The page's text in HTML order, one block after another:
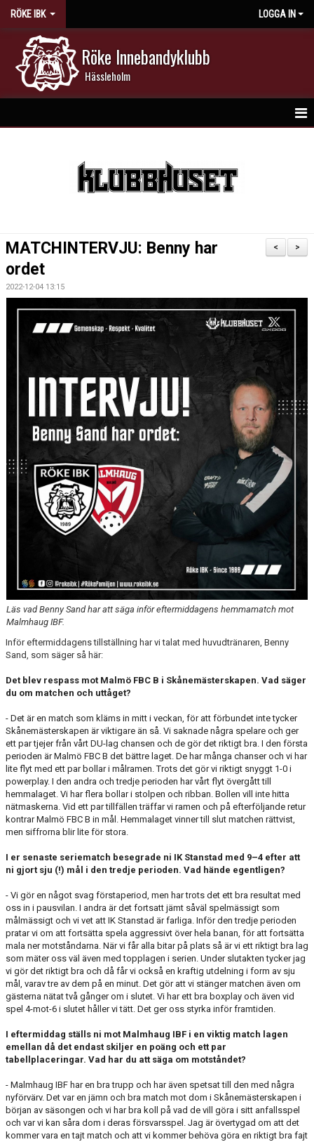
RÖKE IBK LOGGA IN
Röke Innebandyklubb
Hässleholm
MATCHER
MEDLEMSKAP
WEBBSHOP
>
<
MATCHINTERVJU: Benny har
ordet
2022-12-04 13:15
Läs vad Benny Sand har att säga inför eftermiddagens hemmamatch mot
Malmhaug IBF.
Inför eftermiddagens tillställning har vi talat med huvudtränaren, Benny
Sand, som säger så här:
Det blev respass mot Malmö FBC B i Skånemästerskapen. Vad säger
du om matchen och uttåget?
- Det är en match som kläms in mitt i veckan, för att förbundet inte tycker
Skånemästerskapen är viktigare än så. Vi saknade några spelare och ger
ett par tjejer från vårt DU-lag chansen och de gör det riktigt bra. I den första
perioden är Malmö FBC B det bättre laget. De har många chanser och vi har
lite flyt med ett par bollar i målramen. Trots det gör vi riktigt snyggt 1-0 i
powerplay. I den andra och tredje perioden har vårt flyt övergått till
hemmalaget. Vi har flera bollar i stolpen och ribban. Bollen vill inte hitta
nätmaskerna. Vid ett par tillfällen träffar vi ramen och på efterföljande retur
kontrar Malmö FBC B in mål. Hemmalaget vinner till slut matchen rättvist,
men siffrorna blir lite för stora.
I er senaste seriematch besegrade ni IK Stanstad med 9–4 efter att
ni gjort sju (!) mål i den tredje perioden. Vad hände egentligen?
- Vi gör en något svag förstaperiod, men har trots det ett bra resultat med
oss in i pausvilan. I andra är det fortsatt jämt såväl spelmässigt som
målmässigt och vi vet att IK Stanstad är farliga. Inför den tredje perioden
pratar vi om att fortsätta spela aggressivt över hela banan, för att fortsätta
mala ner motståndarna. När vi får alla bitar på plats så är vi ett riktigt bra lag
som mäter oss väl även med topplagen i serien. Under slutakten tycker jag
vi gör det riktigt bra och då får vi också en kraftig utdelning i form av sju
mål, varav tre av dem på en minut. Det gör att vi stänger matchen även om
gästerna nätat två gånger om i slutet. Vi har ett bra boxplay och även vid
spel 4-mot-6 i slutet håller vi tätt. Det ger oss styrka inför framtiden.
I eftermiddag ställs ni mot Malmhaug IBF i en viktig match lagen
emellan då det endast skiljer en poäng och ett par
tabellplaceringar. Vad har du att säga om motståndet?
- Malmhaug IBF har en bra trupp och har även spetsat till den med några
nyförvärv. Det var en jämn och bra match mot dom i Skånemästerskapen i
början av säsongen och vi har bra koll på vad de vill göra i sitt anfallsspel
och var vi kan såra dom i deras försvarsspel. Jag är övertygad om att det
kommer vara en tajt match och att vi kommer behöva göra en riktigt bra fajt